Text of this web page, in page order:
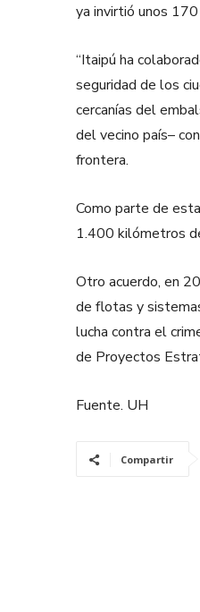
ya invirtió unos
“Itaipú ha
seguridad de los
cercanías del
del vecino país–
frontera.
Como parte de
1.400 kilómetros
Otro acuerdo, en
de flotas y
lucha contra el
de Proyectos
Fuente. UH
Compartir